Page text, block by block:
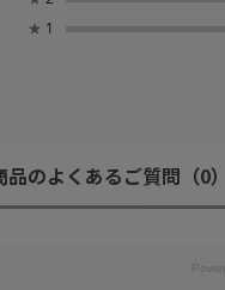
★ 1
品のよくあるご質問 （0）